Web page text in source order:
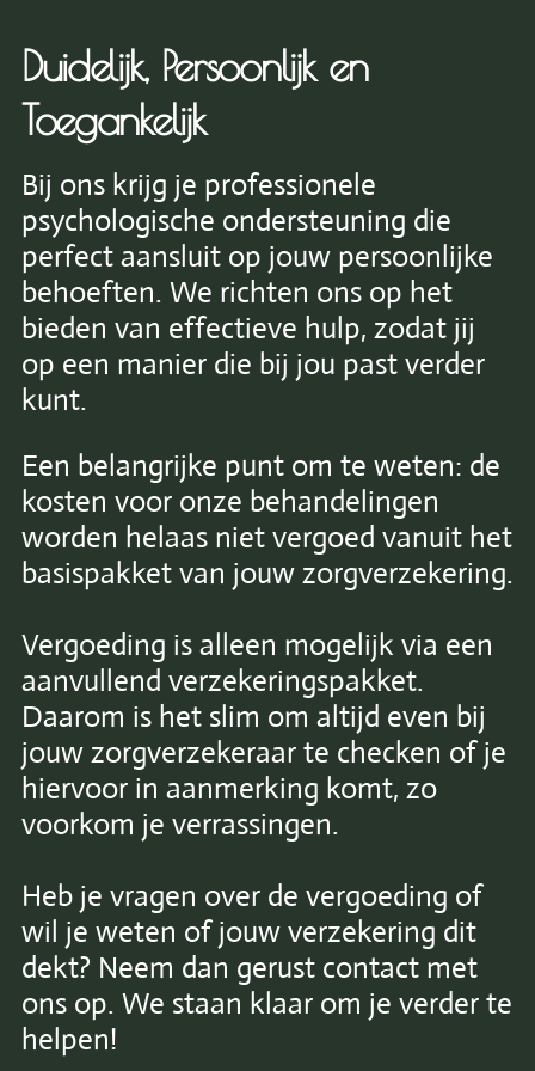
Duidelijk, Persoonlijk en
Toegankelijk
Bij ons krijg je professionele
psychologische ondersteuning die
perfect aansluit op jouw persoonlijke
behoeften. We richten ons op het
bieden van effectieve hulp, zodat jij
op een manier die bij jou past verder
kunt.
Een belangrijke punt om te weten: de
kosten voor onze behandelingen
worden helaas niet vergoed vanuit het
basispakket van jouw zorgverzekering.
Vergoeding is alleen mogelijk via een
aanvullend verzekeringspakket.
Daarom is het slim om altijd even bij
jouw zorgverzekeraar te checken of je
hiervoor in aanmerking komt, zo
voorkom je verrassingen.
Heb je vragen over de vergoeding of
wil je weten of jouw verzekering dit
dekt? Neem dan gerust contact met
ons op. We staan klaar om je verder te
helpen!